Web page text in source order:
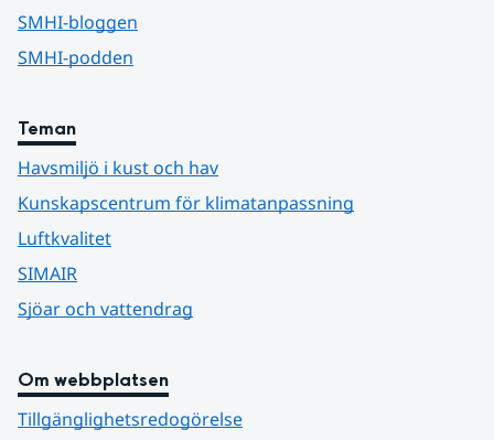
SMHI-bloggen
SMHI-podden
Teman
Havsmiljö i kust och hav
Kunskapscentrum för klimatanpassning
Luftkvalitet
SIMAIR
Sjöar och vattendrag
Om webbplatsen
Tillgänglighetsredogörelse